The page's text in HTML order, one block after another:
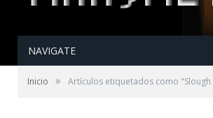
NAVIGATE
Inicio » Artículos etiquetados como "Slough